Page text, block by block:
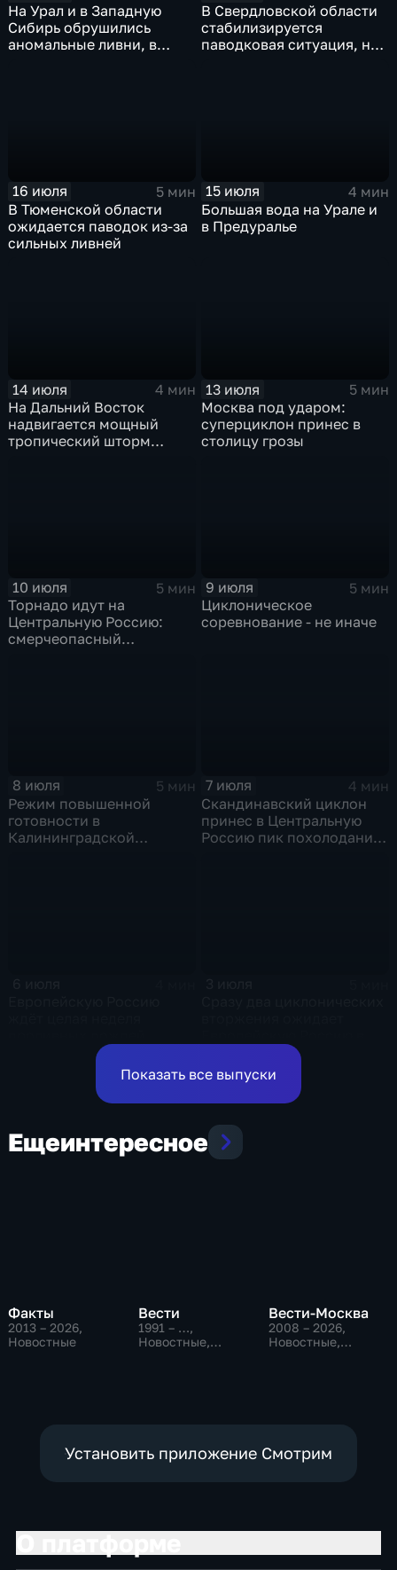
На Урал и в Западную
Сибирь обрушились
аномальные ливни, в
В Свердловской области
стабилизируется
паводковая ситуация, но
16 июля
5 мин
В Тюменской области
ожидается паводок из-за
сильных ливней
15 июля
4 мин
Большая вода на Урале и
в Предуралье
14 июля
4 мин
На Дальний Восток
надвигается мощный
тропический шторм
13 июля
5 мин
Москва под ударом:
суперциклон принес в
столицу грозы
10 июля
5 мин
Торнадо идут на
Центральную Россию:
смерчеопасный
9 июля
5 мин
Циклоническое
соревнование - не иначе
8 июля
5 мин
Режим повышенной
готовности в
Калининградской
7 июля
4 мин
Скандинавский циклон
принес в Центральную
Россию пик похолодания
оставшиеся дни недели
Показать все выпуски
Ещеинтересное
Факты
2013 – 2026,
Новостные
Вести
1991 – …,
Новостные,
Вести-Москва
2008 – 2026,
Новостные,
Установить приложение Смотрим